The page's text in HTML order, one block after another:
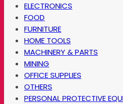
ELECTRONICS
FOOD
FURNITURE
HOME TOOLS
MACHINERY & PARTS
MINING
OFFICE SUPPLIES
OTHERS
PERSONAL PROTECTIVE